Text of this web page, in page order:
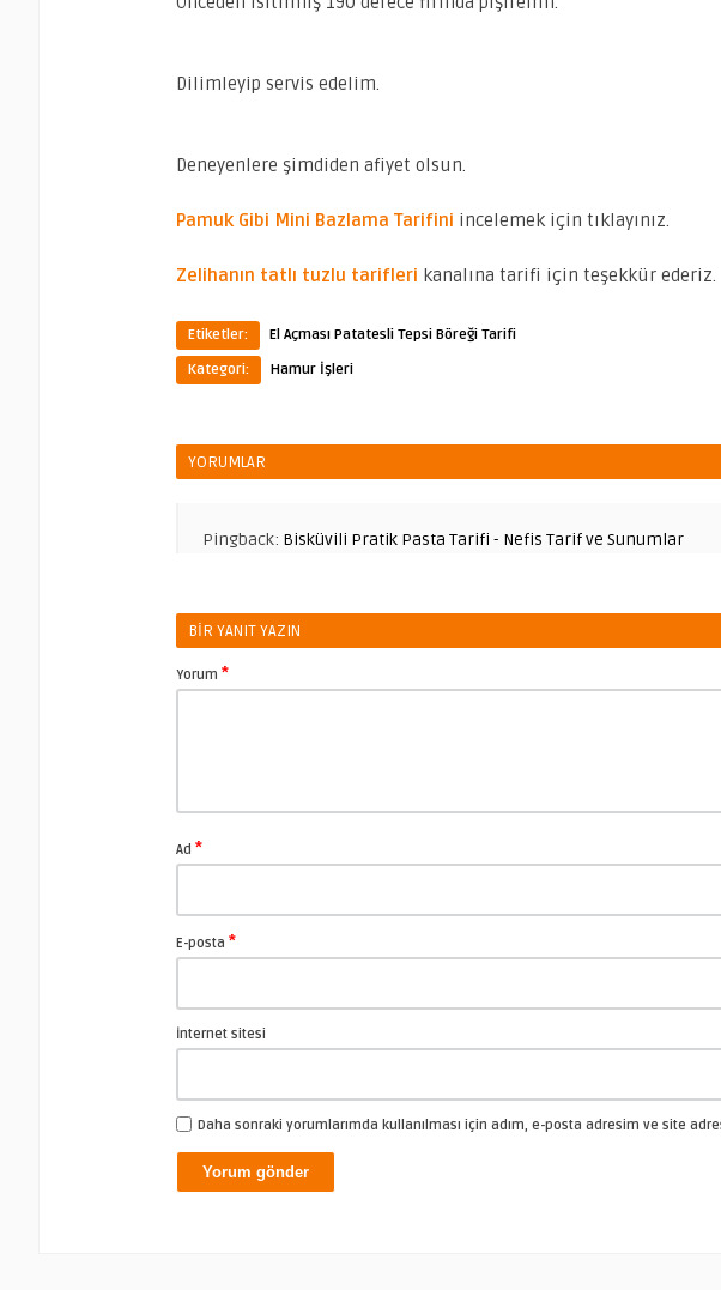
Dilimleyip servis edelim.
Deneyenlere şimdiden afiyet olsun.
Pamuk Gibi Mini Bazlama Tarifini incelemek için tıklayınız.
Zelihanın tatlı tuzlu tarifleri kanalına tarifi için teşekkür ederiz.
Etiketler:
El Açması Patatesli Tepsi Böreği Tarifi
Kategori:
Hamur İşleri
YORUMLAR
Pingback: Bisküvili Pratik Pasta Tarifi - Nefis Tarif ve Sunumlar
BIR YANIT YAZIN
Yorum *
Ad *
E-posta *
İnternet sitesi
Daha sonraki yorumlarımda kullanılması için adım, e-posta adresim ve site